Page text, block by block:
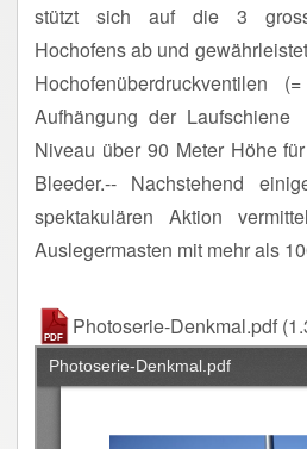
stützt sich auf die 3
Hochofens ab und
Hochofenüberdruckventilen
Aufhängung der
Niveau über 90 Meter Höhe
Bleeder.-- Nachstehend
spektakulären Aktion
Auslegermasten mit mehr als
Photoserie-Denkmal.pdf